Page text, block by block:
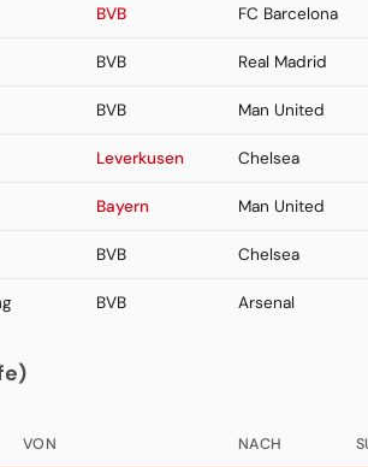
BVB FC Barcelona
BVB Real Madrid
BVB Man United
Leverkusen Chelsea
Bayern Man United
BVB Chelsea
BVB Arsenal
VON NACH